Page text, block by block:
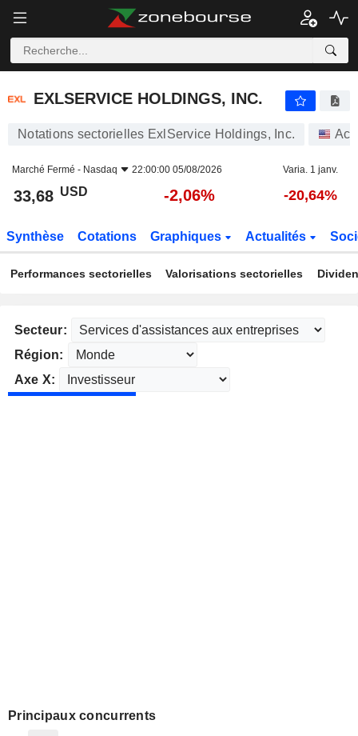
EXLSERVICE HOLDINGS, INC.
EXLSERVICE HOLDINGS, INC.
Notations sectorielles ExlService Holdings, Inc.
Marché Fermé - Nasdaq 22:00:00 05/08/2026 Varia. 1 janv.
33,68 USD -2,06% -20,64%
Synthèse Cotations Graphiques Actualités
Performances sectorielles Valorisations sectorielles
Secteur:
Région:
Axe X:
Principaux concurrents